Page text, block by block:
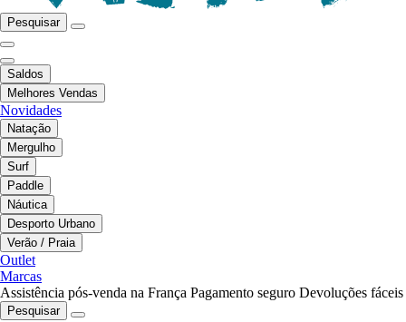
Pesquisar
Saldos
Melhores Vendas
Novidades
Natação
Mergulho
Surf
Paddle
Náutica
Desporto Urbano
Verão / Praia
Outlet
Marcas
Assistência pós-venda na França Pagamento seguro Devoluções fáceis
Pesquisar